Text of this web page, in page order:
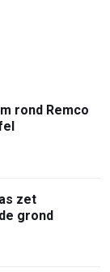
rond Remco
zet
grond